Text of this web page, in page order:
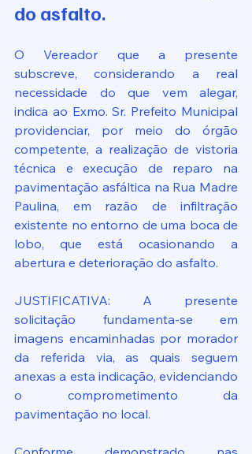
do asfalto.
O Vereador que a presente
subscreve, considerando a real
necessidade do que vem alegar,
indica ao Exmo. Sr. Prefeito Municipal
providenciar, por meio do órgão
competente, a realização de vistoria
técnica e execução de reparo na
pavimentação asfáltica na Rua Madre
Paulina, em razão de infiltração
existente no entorno de uma boca de
lobo, que está ocasionando a
abertura e deterioração do asfalto.
JUSTIFICATIVA: A presente
solicitação fundamenta-se em
imagens encaminhadas por morador
da referida via, as quais seguem
anexas a esta indicação, evidenciando
o comprometimento da
pavimentação no local.